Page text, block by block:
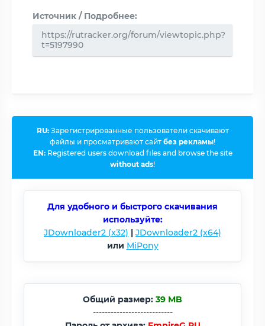
Источник / Подробнее:
https://rutracker.org/forum/viewtopic.php?
t=5197990
RU:Зарегистрированные пользователи скачивают
файлы и просматривают сайт без рекламы!
EN:Registered users download files and browse the site
without ads!
Для удобного и быстрого скачивания
используйте:
JDownloader2 (x32) | JDownloader2 (x64)
или MiPony
Общий размер: 39 MB
---------------------------